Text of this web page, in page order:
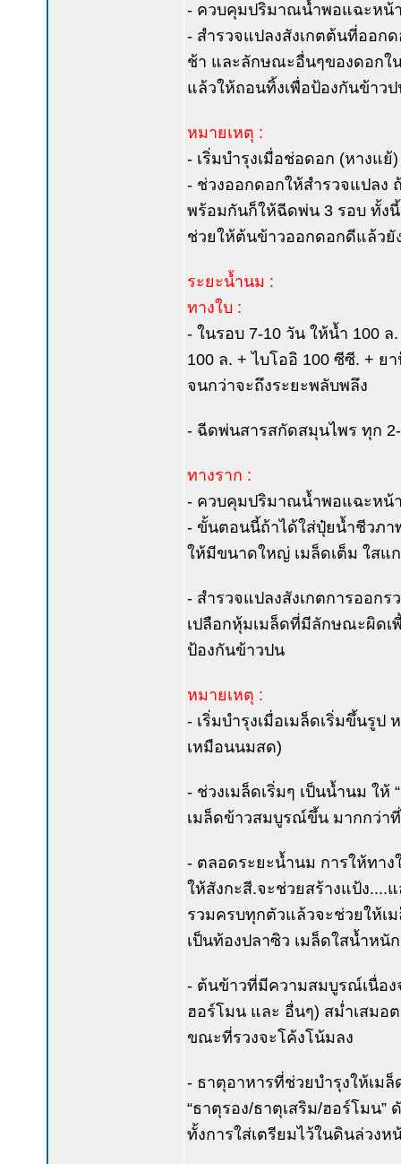
- ควบคุมปริมาณน้ำพอแฉะหน้
- สำรวจแปลงสังเกตต้นที่ออก
ช้า และลักษณะอื่นๆของดอกใ
แล้วให้ถอนทิ้งเพื่อป้องกันข้าว
หมายเหตุ :
- เริ่มบำรุงเมื่อช่อดอก (หางแ
- ช่วงออกดอกให้สำรวจแปลง
พร้อมกันก็ให้ฉีดพ่น 3 รอบ ทั้ง
ช่วยให้ต้นข้าวออกดอกดีแล้วยั
ระยะน้ำนม :
ทางใบ :
- ในรอบ 7-10 วัน ให้น้ำ 100
100 ล. + ไบโออิ 100 ซีซี. + ย
จนกว่าจะถึงระยะพลับพลึง
- ฉีดพ่นสารสกัดสมุนไพร ทุก
ทางราก :
- ควบคุมปริมาณน้ำพอแฉะหน้
- ขั้นตอนนี้ถ้าได้ใส่ปุ๋ยน้ำชีวภาพ
ให้มีขนาดใหญ่ เมล็ดเต็ม ใสแ
- สำรวจแปลงสังเกตการออก
เปลือกหุ้มเมล็ดที่มีลักษณะผิดเ
ป้องกันข้าวปน
หมายเหตุ :
- เริ่มบำรุงเมื่อเมล็ดเริ่มขึ้นรูป
เหมือนนมสด)
- ช่วงเมล็ดเริ่มๆ เป็นน้ำนม ให้
เมล็ดข้าวสมบูรณ์ขึ้น มากกว่า
- ตลอดระยะน้ำนม การให้ทาง
ให้สังกะสี.จะช่วยสร้างแป้ง....
รวมครบทุกตัวแล้วจะช่วยให้เ
เป็นท้องปลาซิว เมล็ดใสน้ำหนั
- ต้นข้าวที่มีความสมบูรณ์เนื่อง
ฮอร์โมน และ อื่นๆ) สม่ำเสมอ
ขณะที่รวงจะโค้งโน้มลง
- ธาตุอาหารที่ช่วยบำรุงให้เม
“ธาตุรอง/ธาตุเสริม/ฮอร์โมน”
ทั้งการใส่เตรียมไว้ในดินล่วง